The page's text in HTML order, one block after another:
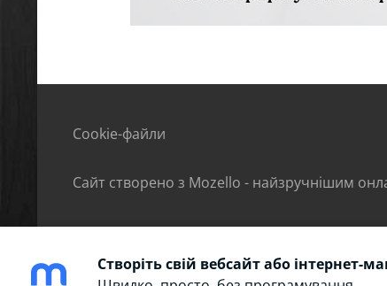
Cookie-файли
Сайт створено з Mozello - найзручнішим
Створіть свій вебсайт або інтернет-